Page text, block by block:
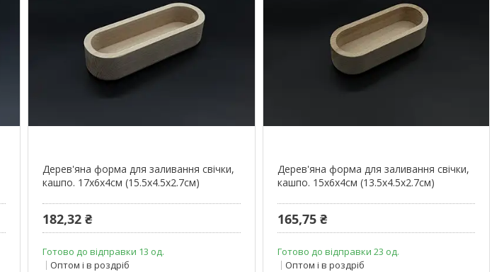
Дерев'яна форма для заливання свічки,
кашпо. 17х6х4см (15.5х4.5х2.7см)
182,32 ₴
Готово до відправки 13 од.
Оптом і в роздріб
Дерев'яна форма для заливання свічки,
кашпо. 15х6х4см (13.5х4.5х2.7см)
165,75 ₴
Готово до відправки 23 од.
Оптом і в роздріб